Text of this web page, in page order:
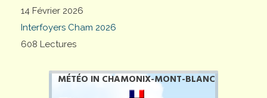
14 Février 2026
Interfoyers Cham 2026
608 Lectures
MÉTÉO IN CHAMONIX-MONT-BLANC